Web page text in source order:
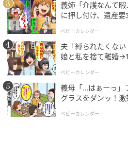
エキサイトニュース
義姉「介護なんて
に押し付け、遺産
ベビーカレンダー
夫「縛られたくな
娘と私を捨て離婚
ベビーカレンダー
義母「…はぁーっ」
グラスをダンッ！
ベビーカレンダー